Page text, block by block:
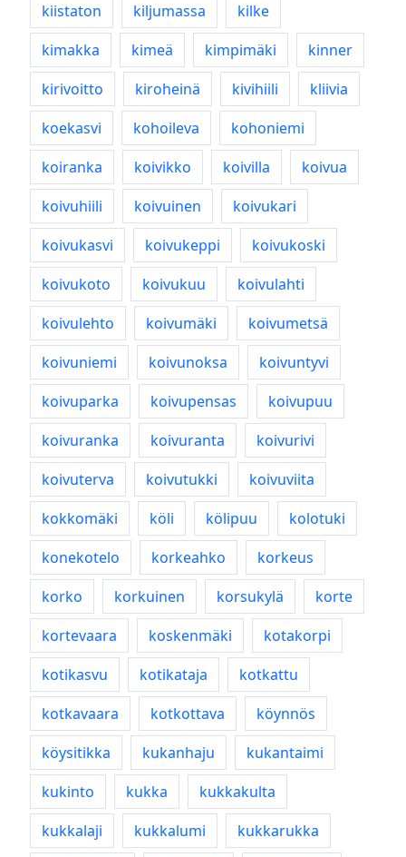
kiistaton
kiljumassa
kilke
kimakka
kimeä kimpimäki
kinner
kirivoitto
kiroheinä kivihiili
kliivia
koekasvi
kohoileva
kohoniemi
koiranka
koivikko koivilla
koivua
koivuhiili
koivuinen
koivukari
koivukasvi
koivukeppi
koivukoski
koivukoto
koivukuu
koivulahti
koivulehto
koivumäki
koivumetsä
koivuniemi
koivunoksa
koivuntyvi
koivuparka
koivupensas
koivupuu
koivuranka
koivuranta
koivurivi
koivuterva
koivutukki
koivuviita
kokkomäki
köli kölipuu
kolotuki
konekotelo
korkeahko
korkeus
korko
korkuinen korsukylä
korte
kortevaara
koskenmäki
kotakorpi
kotikasvu
kotikataja
kotkattu
kotkavaara
kotkottava
köynnös
köysitikka
kukanhaju
kukantaimi
kukinto
kukka
kukkakulta
kukkalaji
kukkalumi
kukkarukka